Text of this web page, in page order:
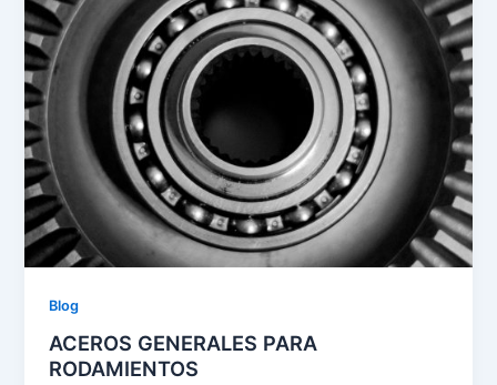
Blog
ACEROS GENERALES PARA
RODAMIENTOS